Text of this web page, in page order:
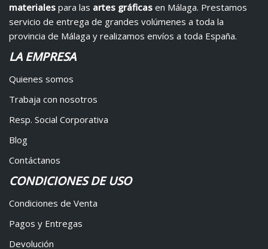
materiales para las artes gráficas en Málaga. Prestamos
servicio de entrega de grandes volúmenes a toda la
provincia de Málaga y realizamos envíos a toda España.
LA EMPRESA
Quienes somos
Trabaja con nosotros
Resp. Social Corporativa
Blog
Contáctanos
CONDICIONES DE USO
Condiciones de Venta
Pagos y Entregas
Devolución